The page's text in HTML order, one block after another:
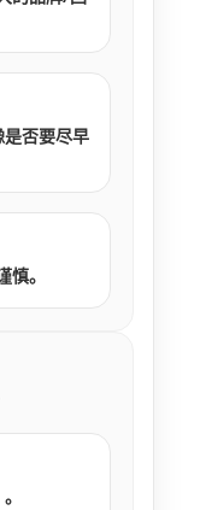
否要尽早
。